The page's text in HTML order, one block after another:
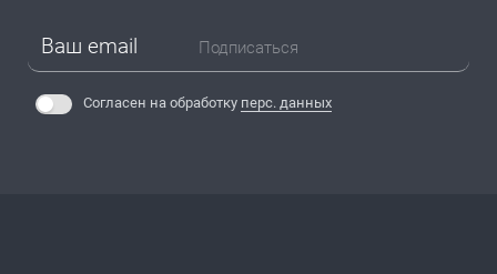
Подписаться
Согласен на обработку перс. данных